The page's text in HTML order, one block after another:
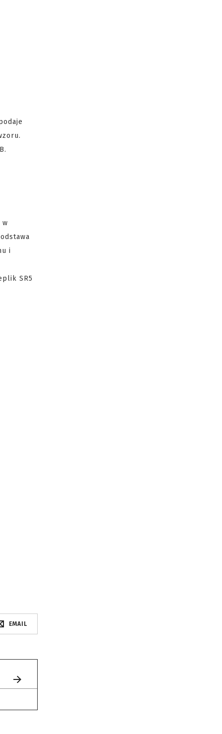
w
i
SR5
EMAIL